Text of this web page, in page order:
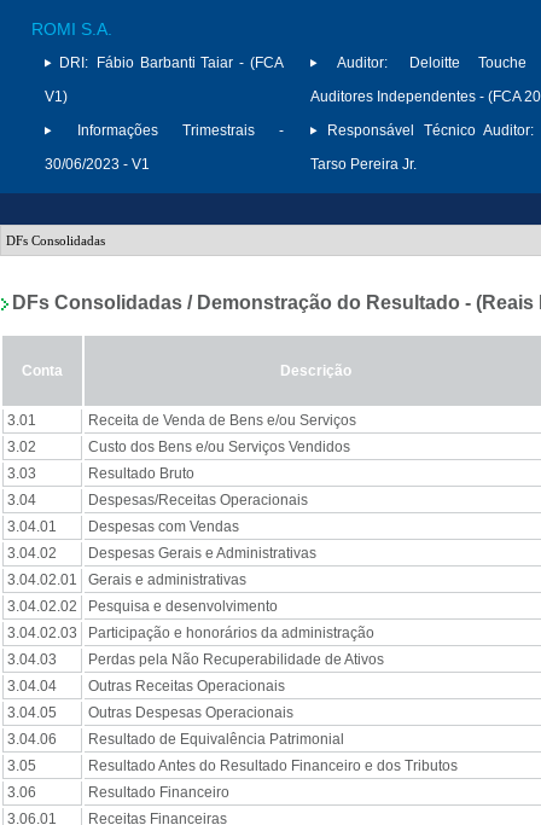
ROMI S.A.
DRI:
Fábio Barbanti Taiar - (FCA
V1)
Informações Trimestrais -
30/06/2023 - V1
Auditor:
Deloitte Touche
Auditores Independentes - (FCA
Responsável Técnico Auditor:
Tarso Pereira Jr.